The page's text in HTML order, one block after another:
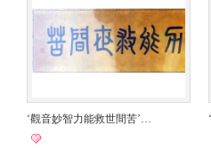
‘觀音妙智力能救世間苦’…